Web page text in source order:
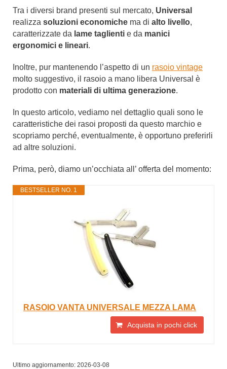
Tra i diversi brand presenti sul mercato, Universal
realizza soluzioni economiche ma di alto livello,
caratterizzate da lame taglienti e da manici
ergonomici e lineari.
Inoltre, pur mantenendo l’aspetto di un rasoio vintage
molto suggestivo, il rasoio a mano libera Universal è
prodotto con materiali di ultima generazione.
In questo articolo, vediamo nel dettaglio quali sono le
caratteristiche dei rasoi proposti da questo marchio e
scopriamo perché, eventualmente, è opportuno preferirli
ad altre soluzioni.
Prima, però, diamo un’occhiata all’ offerta del momento:
BESTSELLER NO. 1
RASOIO VANTA UNIVERSALE MEZZA LAMA
Acquista in pochi click
Ultimo aggiornamento: 2026-03-08